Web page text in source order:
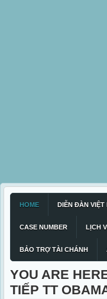
HOME DIỄN ĐÀN VIỆT
CASE NUMBER LỊCH
BẢO TRỢ TÀI CHÁNH
YOU ARE
TIẾP TT